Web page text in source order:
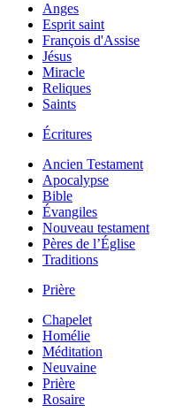
Anges
Esprit saint
François d'Assise
Jésus
Miracle
Reliques
Saints
Écritures
Ancien Testament
Apocalypse
Bible
Évangiles
Nouveau testament
Pères de l’Église
Traditions
Prière
Chapelet
Homélie
Méditation
Neuvaine
Prière
Rosaire